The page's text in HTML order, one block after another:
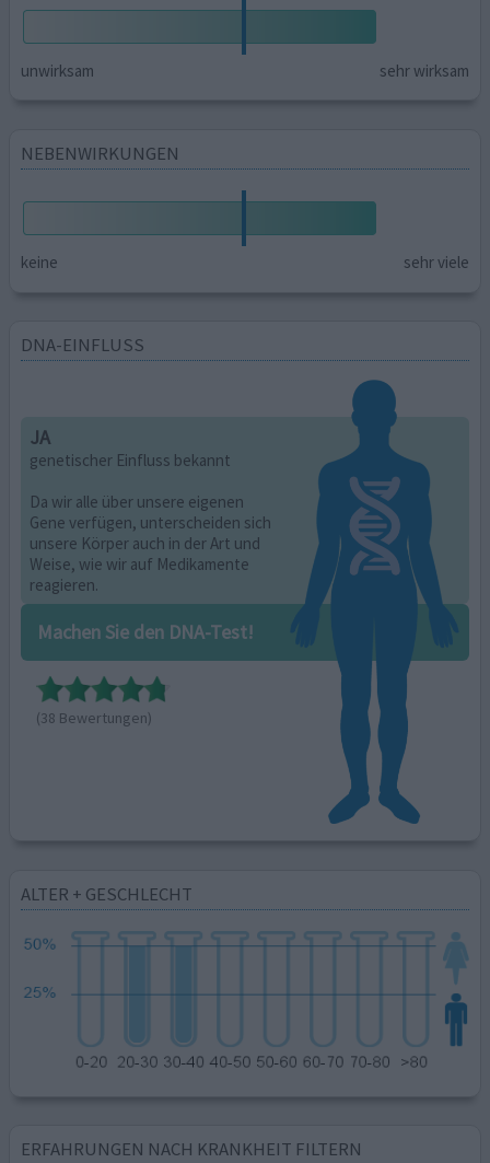
unwirksam sehr wirksam
NEBENWIRKUNGEN
keine sehr viele
DNA-EINFLUSS
JA
genetischer Einfluss bekannt
Da wir alle über unsere eigenen
Gene verfügen, unterscheiden sich
unsere Körper auch in der Art und
Weise, wie wir auf Medikamente
reagieren.
Machen Sie den DNA-Test!
(38 Bewertungen)
ALTER + GESCHLECHT
ERFAHRUNGEN NACH KRANKHEIT FILTERN